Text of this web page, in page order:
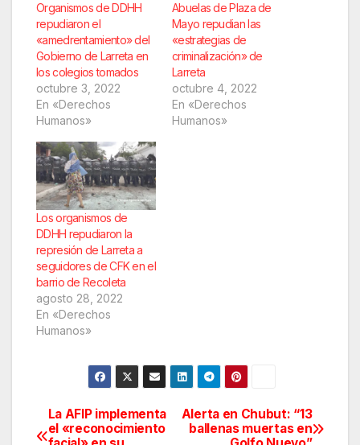
Organismos de DDHH
repudiaron el
«amedrentamiento» del
Gobierno de Larreta en
los colegios tomados
octubre 3, 2022
En «Derechos
Humanos»
Abuelas de Plaza de
Mayo repudian las
«estrategias de
criminalización» de
Larreta
octubre 4, 2022
En «Derechos
Humanos»
Los organismos de
DDHH repudiaron la
represión de Larreta a
seguidores de CFK en el
barrio de Recoleta
agosto 28, 2022
En «Derechos
Humanos»
Navegación
Alerta en Chubut: “13
ballenas muertas en
La AFIP implementa
el «reconocimiento